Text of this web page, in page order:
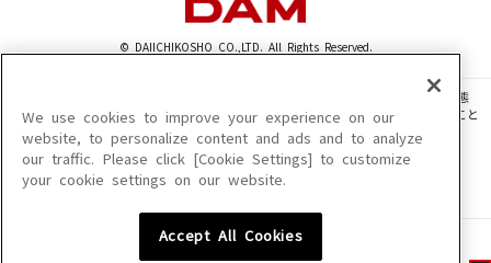
© DAIICHIKOSHO CO.,LTD. All Rights Reserved.
このサイトに掲載されている一切の文章・画像・写真・動画・音声等を、手段や形態
を問わず、著作権法の定める範囲を超えて無断で複製、転載、ファイル化などすること
を禁じます。
楽曲及びコンテンツは、機種によりご利用いただけない場合があります。
楽曲及びコンテンツの配信日、配信内容が変更になる場合があります。
We use cookies to improve your experience on our
website, to personalize content and ads and to analyze
our traffic. Please click [Cookie Settings] to customize
your cookie settings on our website.
Accept All Cookies